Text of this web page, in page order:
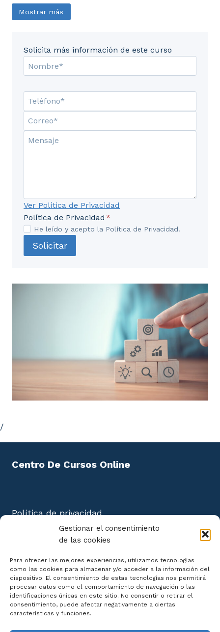
Gestionar el consentimiento
de las cookies
Para ofrecer las mejores experiencias, utilizamos tecnologías
como las cookies para almacenar y/o acceder a la información del
dispositivo. El consentimiento de estas tecnologías nos permitirá
procesar datos como el comportamiento de navegación o las
identificaciones únicas en este sitio. No consentir o retirar el
consentimiento, puede afectar negativamente a ciertas
características y funciones.
Mostrar más
Solicita más información de este curso
Ver Política de Privacidad
Política de Privacidad *
He leído y acepto la Política de Privacidad.
Solicitar
/
Centro De Cursos Online
Política de privacidad
Aviso Legal
Política de cookies
Declaración de Accesibilidad